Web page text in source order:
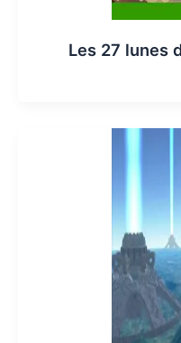
Les 27 lunes